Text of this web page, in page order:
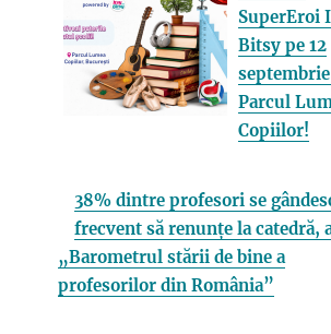
SuperEroi
Bitsy pe 12
Parcul
Copiilor!
38% dintre profesori se
frecvent să renunțe la catedră,
„Barometrul stării de bine a
profesorilor din România”